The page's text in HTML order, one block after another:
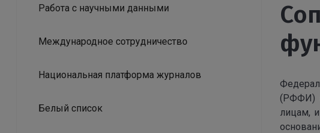
Работа с научными данными
Международное сотрудничество
Национальная платформа журналов
Белый список
(РФФИ)
лицам,